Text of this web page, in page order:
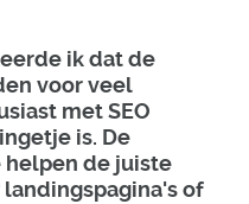
ik dat de
voor veel
met SEO
is. De
helpen de juiste
of